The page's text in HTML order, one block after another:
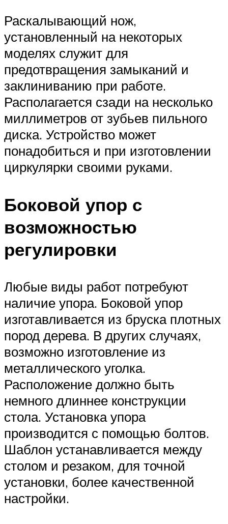
Раскалывающий нож,
установленный на некоторых
моделях служит для
предотвращения замыканий и
заклиниванию при работе.
Располагается сзади на несколько
миллиметров от зубьев пильного
диска. Устройство может
понадобиться и при изготовлении
циркулярки своими руками.
Боковой упор с
возможностью
регулировки
Любые виды работ потребуют
наличие упора. Боковой упор
изготавливается из бруска плотных
пород дерева. В других случаях,
возможно изготовление из
металлического уголка.
Расположение должно быть
немного длиннее конструкции
стола. Установка упора
производится с помощью болтов.
Шаблон устанавливается между
столом и резаком, для точной
установки, более качественной
настройки.